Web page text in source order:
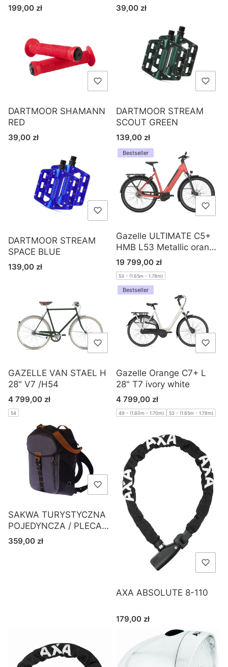
Cena
199,00 zł
Cena
39,00 zł
DARTMOOR SHAMANN
RED
Cena
39,00 zł
DARTMOOR STREAM
SCOUT GREEN
Cena
139,00 zł
DARTMOOR STREAM
SPACE BLUE
Cena
139,00 zł
Bestseller
Gazelle ULTIMATE C5+
HMB L53 Metallic orange
S5 (matte)
Cena
19 799,00 zł
53 - (1.65m - 1.78m)
GAZELLE VAN STAEL H
28" V7 /H54
Cena
4 799,00 zł
54
Bestseller
Gazelle Orange C7+ L
28" T7 ivory white
Cena
4 799,00 zł
49 - (1.60m - 1.70m) 53 - (1.65m - 1.78m)
SAKWA TURYSTYCZNA
POJEDYNCZA / PLECAK
BASIL MILES DAYPACK
Cena
359,00 zł
AXA ABSOLUTE 8-110
Cena
179,00 zł